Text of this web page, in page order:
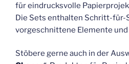
für eindrucksvolle
Die Sets enthalten Schritt-
vorgeschnittene Elemente und
Stöbere gerne auch in der